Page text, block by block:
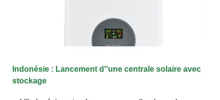
Indonésie : Lancement d''une centrale solaire avec
stockage